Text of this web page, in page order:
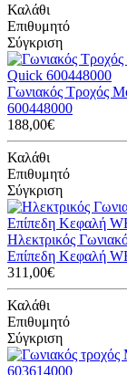
Καλάθι
Επιθυμητό
Σύγκριση
Γωνιακός Τροχός
600448000
188,00€
Καλάθι
Επιθυμητό
Σύγκριση
Ηλεκτρικός
Επίπεδη Κεφαλή
311,00€
Καλάθι
Επιθυμητό
Σύγκριση